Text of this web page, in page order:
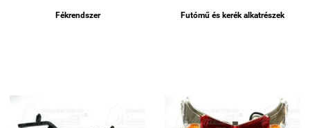
Fékrendszer Futómű és kerék alkatrészek